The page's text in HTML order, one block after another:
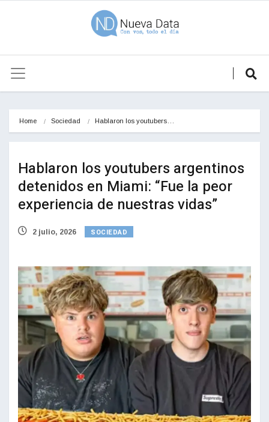
Home Sociedad Hablaron los youtubers…
Hablaron los youtubers argentinos
detenidos en Miami: “Fue la peor
experiencia de nuestras vidas”
2 julio, 2026 SOCIEDAD